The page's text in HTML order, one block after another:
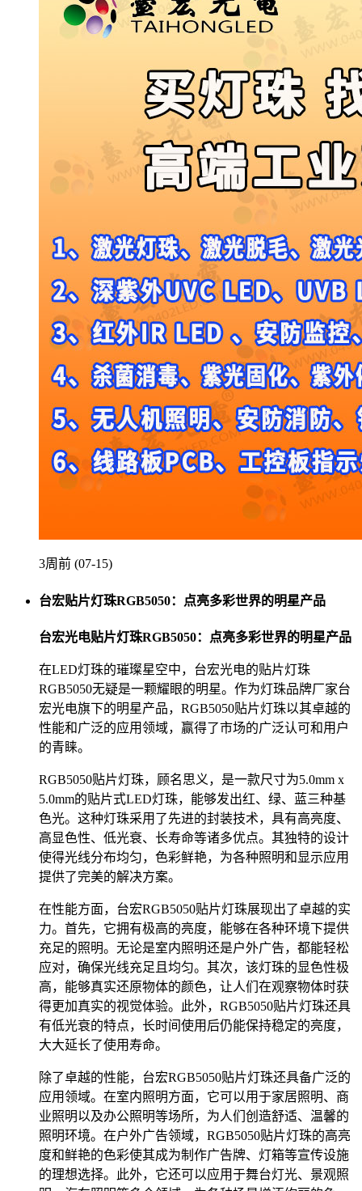
3周前 (07-15)
台宏贴片灯珠RGB5050：点亮多彩世界的明星产品
台宏光电贴片灯珠RGB5050：点亮多彩世界的明星产品
在LED灯珠的璀璨星空中，台宏光电的贴片灯珠
RGB5050无疑是一颗耀眼的明星。作为灯珠品牌厂家台
宏光电旗下的明星产品，RGB5050贴片灯珠以其卓越的
性能和广泛的应用领域，赢得了市场的广泛认可和用户
的青睐。
RGB5050贴片灯珠，顾名思义，是一款尺寸为5.0mm x
5.0mm的贴片式LED灯珠，能够发出红、绿、蓝三种基
色光。这种灯珠采用了先进的封装技术，具有高亮度、
高显色性、低光衰、长寿命等诸多优点。其独特的设计
使得光线分布均匀，色彩鲜艳，为各种照明和显示应用
提供了完美的解决方案。
在性能方面，台宏RGB5050贴片灯珠展现出了卓越的实
力。首先，它拥有极高的亮度，能够在各种环境下提供
充足的照明。无论是室内照明还是户外广告，都能轻松
应对，确保光线充足且均匀。其次，该灯珠的显色性极
高，能够真实还原物体的颜色，让人们在观察物体时获
得更加真实的视觉体验。此外，RGB5050贴片灯珠还具
有低光衰的特点，长时间使用后仍能保持稳定的亮度，
大大延长了使用寿命。
除了卓越的性能，台宏RGB5050贴片灯珠还具备广泛的
应用领域。在室内照明方面，它可以用于家居照明、商
业照明以及办公照明等场所，为人们创造舒适、温馨的
照明环境。在户外广告领域，RGB5050贴片灯珠的高亮
度和鲜艳的色彩使其成为制作广告牌、灯箱等宣传设施
的理想选择。此外，它还可以应用于舞台灯光、景观照